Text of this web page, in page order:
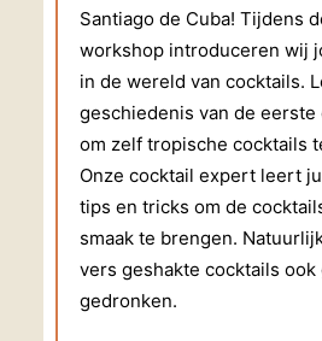
Santiago de Cuba! Tijdens
workshop introduceren wij
in de wereld van cocktails.
geschiedenis van de
om zelf tropische cocktails
Onze cocktail expert leert
tips en tricks om de
smaak te brengen.
vers geshakte cocktails
gedronken.